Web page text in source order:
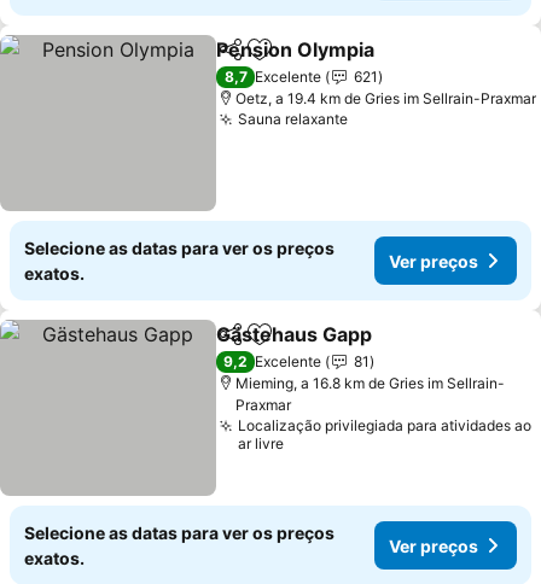
PartilharAdicionar aos favoritos
Pension Olympia
8,7 Excelente
621
Oetz, a 19.4 km de Gries im Sellrain-Praxmar
Sauna relaxante
Selecione as datas para ver os preços
exatos.
Ver preços
PartilharAdicionar aos favoritos
Gästehaus Gapp
9,2 Excelente
81
Mieming, a 16.8 km de Gries im Sellrain-
Praxmar
Localização privilegiada para atividades ao
ar livre
Selecione as datas para ver os preços
exatos.
Ver preços